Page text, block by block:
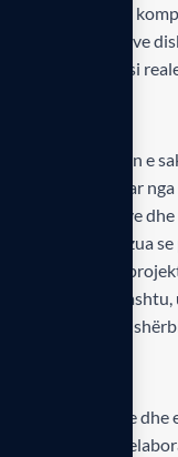
me natyrën dhe
dhe praktikave
dhe cilësi
përbëjnë bazën e
të licencuar
të objekteve
U nënvizua
korrekt të
dhe siguri.
të përdoren për
gjeoteknike
kërkua që këto